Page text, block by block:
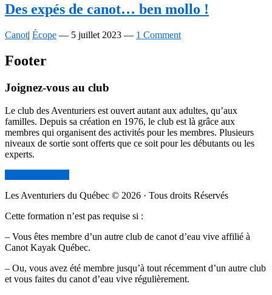
Des expés de canot… ben mollo !
Canot| Écope — 5 juillet 2023 — 1 Comment
Footer
Joignez-vous au club
Le club des Aventuriers est ouvert autant aux adultes, qu’aux
familles. Depuis sa création en 1976, le club est là grâce aux
membres qui organisent des activités pour les membres. Plusieurs
niveaux de sortie sont offerts que ce soit pour les débutants ou les
experts.
Les Aventuriers du Québec © 2026 · Tous droits Réservés
Cette formation n’est pas requise si :
– Vous êtes membre d’un autre club de canot d’eau vive affilié à
Canot Kayak Québec.
– Ou, vous avez été membre jusqu’à tout récemment d’un autre club
et vous faites du canot d’eau vive régulièrement.